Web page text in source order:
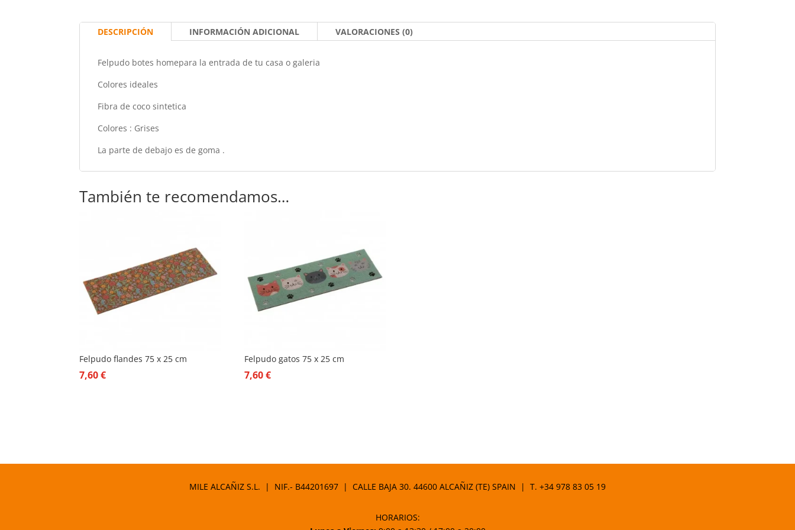
DESCRIPCIÓN INFORMACIÓN ADICIONAL VALORACIONES (0)
Felpudo botes homepara la entrada de tu casa o galeria
Colores ideales
Fibra de coco sintetica
Colores : Grises
La parte de debajo es de goma .
También te recomendamos…
Felpudo flandes 75 x 25 cm
7,60€
Felpudo gatos 75 x 25 cm
7,60€
MILE ALCAÑIZ S.L. | NIF.- B44201697 | CALLE BAJA 30. 44600 ALCAÑIZ (TE) SPAIN | T. +34 978 83 05 19
HORARIOS: